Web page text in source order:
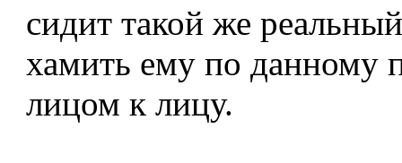
сидит такой же
хамить ему по данному
лицом к лицу.